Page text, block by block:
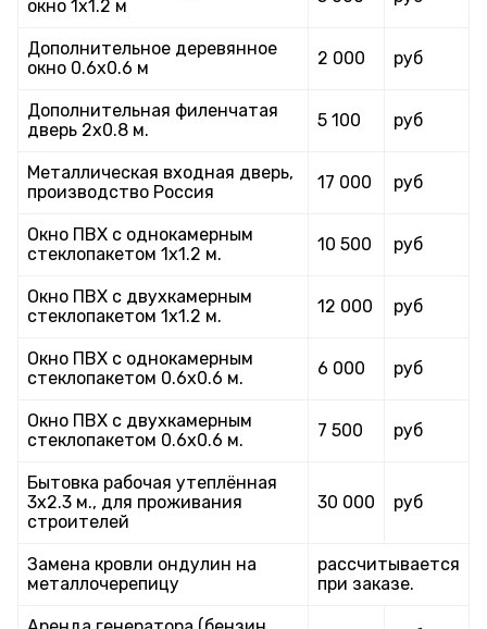
окно 1х1.2 м
Дополнительное деревянное
окно 0.6х0.6 м
2 000 руб
Дополнительная филенчатая
дверь 2х0.8 м.
5 100 руб
Металлическая входная дверь,
производство Россия
17 000 руб
Окно ПВХ с однокамерным
стеклопакетом 1х1.2 м.
10 500 руб
Окно ПВХ с двухкамерным
стеклопакетом 1х1.2 м.
12 000 руб
Окно ПВХ с однокамерным
стеклопакетом 0.6х0.6 м.
6 000 руб
Окно ПВХ с двухкамерным
стеклопакетом 0.6х0.6 м.
7 500 руб
Бытовка рабочая утеплённая
3х2.3 м., для проживания
строителей
30 000 руб
Замена кровли ондулин на
металлочерепицу
рассчитывается
при заказе.